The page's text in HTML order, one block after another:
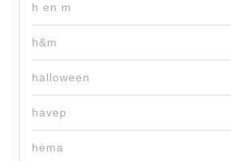
h en m
h&m
halloween
havep
hema